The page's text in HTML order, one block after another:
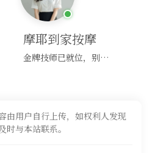
摩耶到家按摩
金牌技师已就位，别纠结，马上预约！
由用户自行上传，如权利人发现
时与本站联系。